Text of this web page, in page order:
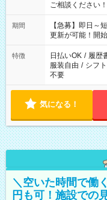
ご相談ください！
期間
【急募】即日～
更新が可能！開
特徴 日払いOK / 履歴
服装自由 / シフ
不要
気になる！
＼空いた時間で働
円も可！施設での